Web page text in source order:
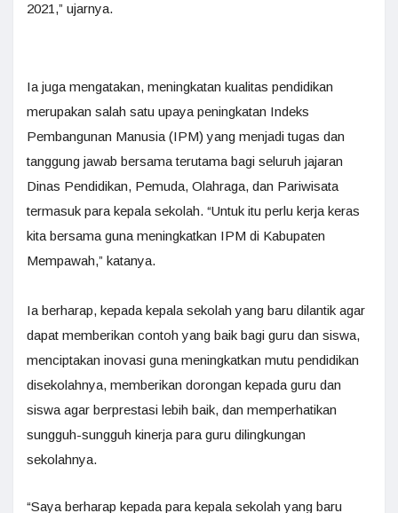
2021,” ujarnya.
Ia juga mengatakan, meningkatan kualitas pendidikan
merupakan salah satu upaya peningkatan Indeks
Pembangunan Manusia (IPM) yang menjadi tugas dan
tanggung jawab bersama terutama bagi seluruh jajaran
Dinas Pendidikan, Pemuda, Olahraga, dan Pariwisata
termasuk para kepala sekolah. “Untuk itu perlu kerja keras
kita bersama guna meningkatkan IPM di Kabupaten
Mempawah,” katanya.
Ia berharap, kepada kepala sekolah yang baru dilantik agar
dapat memberikan contoh yang baik bagi guru dan siswa,
menciptakan inovasi guna meningkatkan mutu pendidikan
disekolahnya, memberikan dorongan kepada guru dan
siswa agar berprestasi lebih baik, dan memperhatikan
sungguh-sungguh kinerja para guru dilingkungan
sekolahnya.
“Saya berharap kepada para kepala sekolah yang baru